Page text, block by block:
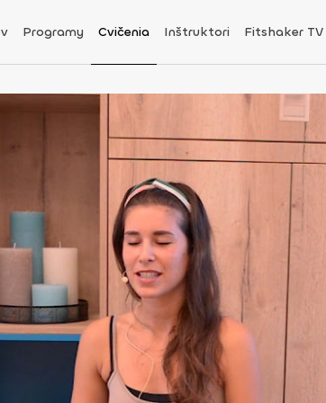
Programy Cvičenia Inštruktori Fitshaker TV